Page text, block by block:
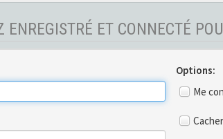
ENREGISTRÉ ET CONNECTÉ
Options:
Me